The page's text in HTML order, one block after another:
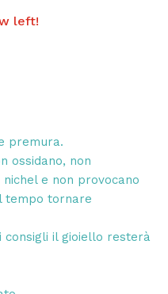
left!
premura.
ossidano, non
e non provocano
tempo tornare
il gioiello resterà